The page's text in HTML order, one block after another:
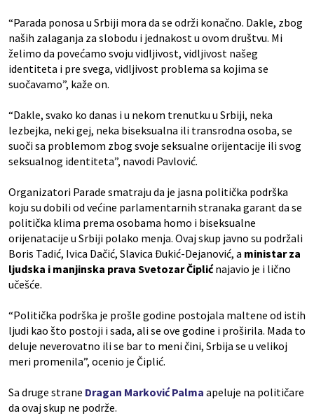
“Parada ponosa u Srbiji mora da se održi konačno. Dakle, zbog
naših zalaganja za slobodu i jednakost u ovom društvu. Mi
želimo da povećamo svoju vidljivost, vidljivost našeg
identiteta i pre svega, vidljivost problema sa kojima se
suočavamo”, kaže on.
“Dakle, svako ko danas i u nekom trenutku u Srbiji, neka
lezbejka, neki gej, neka biseksualna ili transrodna osoba, se
suoči sa problemom zbog svoje seksualne orijentacije ili svog
seksualnog identiteta”, navodi Pavlović.
Organizatori Parade smatraju da je jasna politička podrška
koju su dobili od većine parlamentarnih stranaka garant da se
politička klima prema osobama homo i biseksualne
orijenatacije u Srbiji polako menja. Ovaj skup javno su podržali
Boris Tadić, Ivica Dačić, Slavica Đukić-Dejanović, a ministar za
ljudska i manjinska prava Svetozar Čiplićnajavio je i lično
učešće.
“Politička podrška je prošle godine postojala maltene od istih
ljudi kao što postoji i sada, ali se ove godine i proširila. Mada to
deluje neverovatno ili se bar to meni čini, Srbija se u velikoj
meri promenila”, ocenio je Čiplić.
Sa druge strane Dragan Marković Palma apeluje na političare
da ovaj skup ne podrže.